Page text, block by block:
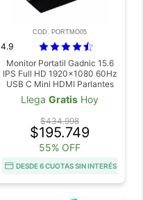
COD. PORTMO05
4.9
Monitor Portatil Gadnic 15.6
IPS Full HD 1920x1080 60Hz
USB C Mini HDMI Parlantes
Integrados
Llega Gratis Hoy
$434.998
$195.749
55% OFF
DESDE 6 CUOTAS SIN INTERÉS